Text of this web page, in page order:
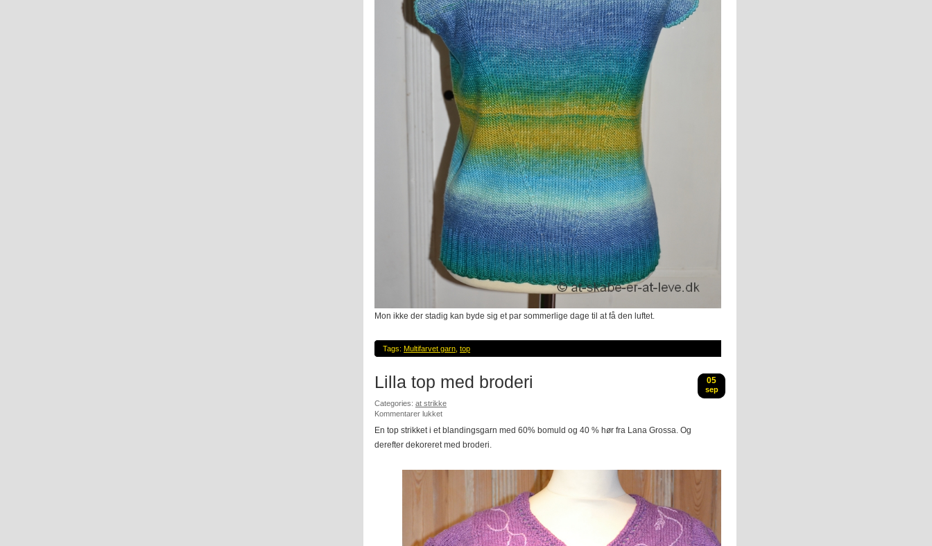
Mon ikke der stadig kan byde sig et par sommerlige dage til at få den luftet.
Tags: Multifarvet garn top
Lilla top med broderi 05
sep
Categories: at strikke
Kommentarer lukkettil
top
med
En top strikket i et blandingsgarn med 60% bomuld og 40 % hør fra Lana Grossa. Og
derefter dekoreret med broderi.